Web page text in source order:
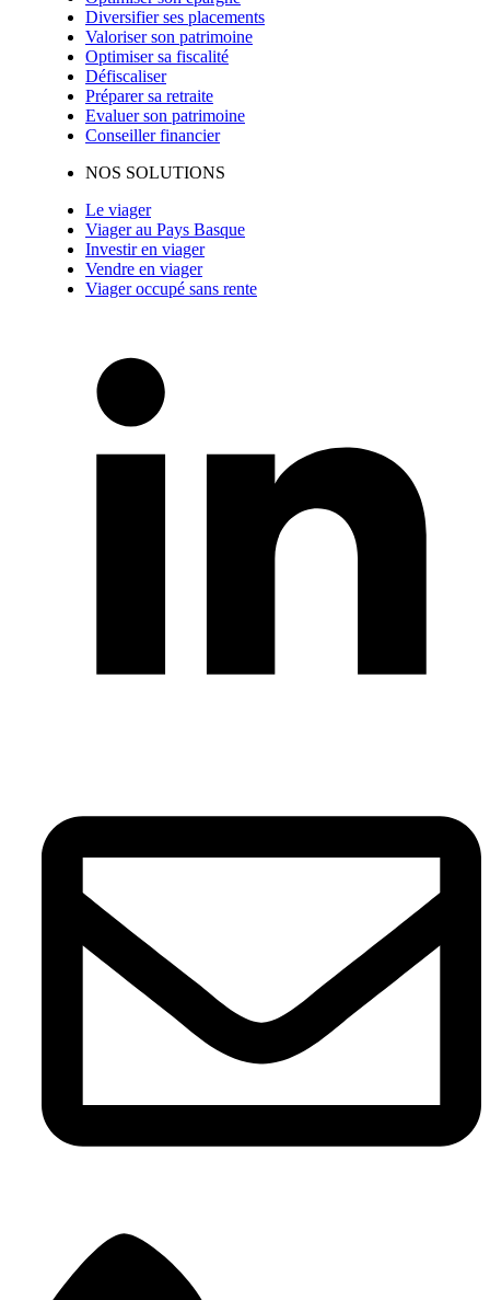
Diversifier ses placements
Valoriser son patrimoine
Optimiser sa fiscalité
Défiscaliser
Préparer sa retraite
Evaluer son patrimoine
Conseiller financier
NOS SOLUTIONS
Le viager
Viager au Pays Basque
Investir en viager
Vendre en viager
Viager occupé sans rente